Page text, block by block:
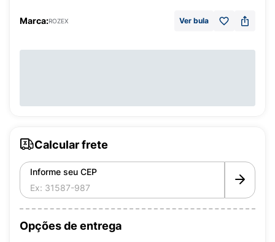
Marca:ROZEX Ver bula
Calcular frete
Informe seu CEP
Opções de entrega